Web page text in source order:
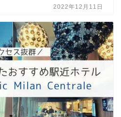
2022年12月11日